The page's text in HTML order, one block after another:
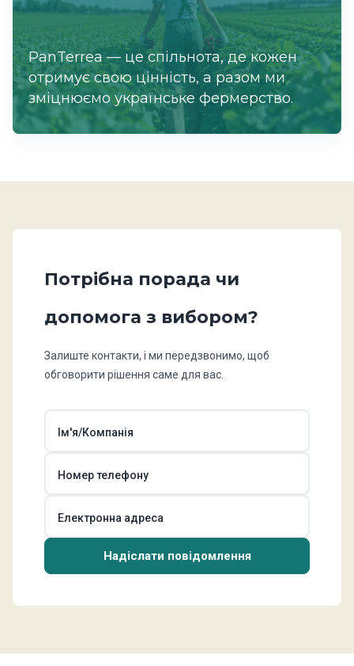
PanTerrea — це спільнота, де кожен
отримує свою цінність, а разом ми
зміцнюємо українське фермерство.
Потрібна порада чи
допомога з вибором?
Залиште контакти, і ми передзвонимо, щоб
обговорити рішення саме для вас.
Ім'я/Компанія
Номер телефону
Електронна адреса
Надіслати повідомлення